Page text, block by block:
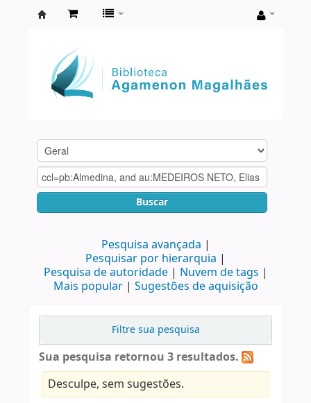
Agamenon
Magalhães
Buscar
Pesquisa avançada
Pesquisar por hierarquia
Pesquisa de autoridade
Nuvem de tags
Mais popular
Sugestões de aquisição
Filtre sua pesquisa
Sua pesquisa retornou 3 resultados.
Desculpe, sem sugestões.